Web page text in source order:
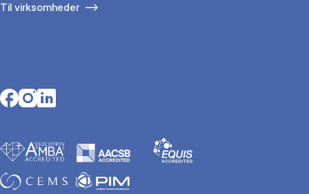
Til virksomheder
Opens in a new tab
Opens in a new tab
Opens in a new tab